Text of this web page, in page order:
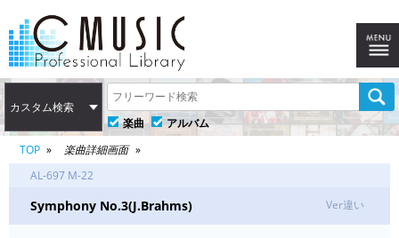
カスタム検索
楽曲
アルバム
TOP
楽曲詳細画面
AL-697 M-22
Symphony No.3(J.Brahms) Ver違い